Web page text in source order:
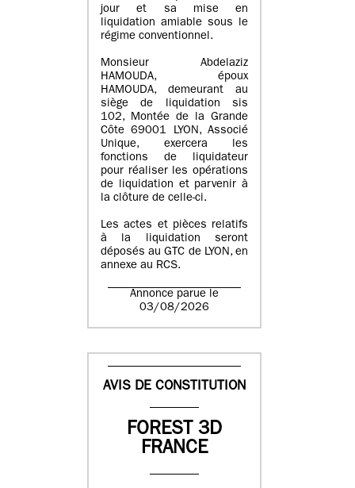
jour et sa mise en
liquidation amiable sous le
régime conventionnel.
Monsieur Abdelaziz
HAMOUDA, époux
HAMOUDA, demeurant au
siège de liquidation sis
102, Montée de la Grande
Côte 69001 LYON, Associé
Unique, exercera les
fonctions de liquidateur
pour réaliser les opérations
de liquidation et parvenir à
la clôture de celle-ci.
Les actes et pièces relatifs
à la liquidation seront
déposés au GTC de LYON, en
annexe au RCS.
Annonce parue le
03/08/2026
AVIS DE CONSTITUTION
FOREST 3D
FRANCE